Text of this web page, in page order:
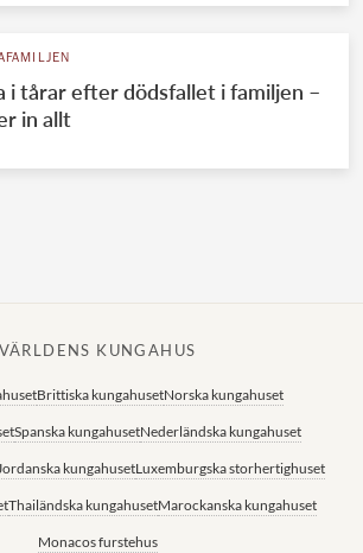
i tårar efter dödsfallet i familjen –
in allt
VÄRLDENS KUNGAHUS
Brittiska kungahusetNorska kungahuset
Spanska kungahusetNederländska kungahuset
kungahusetLuxemburgska storhertighuset
Thailändska kungahusetMarockanska kungahuset
Monacos furstehus